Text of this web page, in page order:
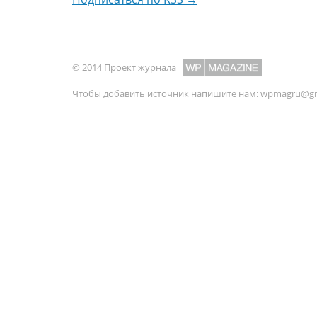
© 2014 Проект журнала
Чтобы добавить источник напишите нам: